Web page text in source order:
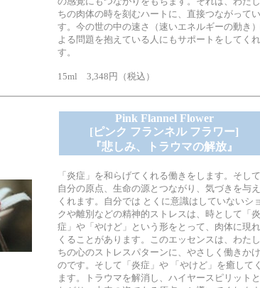
ちの肉体の時を刻むハートに、直接つながって
す。今の世の中の速さ（速いエネルギーの動き
よる問題を抱えている人にもサポートをしてく
す。
15ml 3,348円（税込）
Pink Flannel Flower
[ピンク フランネル フラワー]
『悲しみ、トラウマの解放』
「炎症」を和らげてくれる働きをします。そして
自分の原点、生命の源とつながり、気づきを与
くれます。自分では とくに意識はしていないシ
クや離別などの精神的ストレスは、時として「炎
症」や「やけど」という形をとって、肉体に現
くることがあります。このエッセンスは、わた
ちの心のストレスパターンに、やさしく働きか
のです。そして「炎症」や 「やけど」を癒して
ます。トラウマを解消し、ハイヤースピリット